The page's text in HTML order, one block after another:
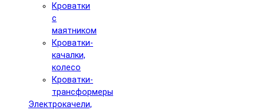
Кроватки
с
маятником
Кроватки-
качалки,
колесо
Кроватки-
трансформеры
Электрокачели,